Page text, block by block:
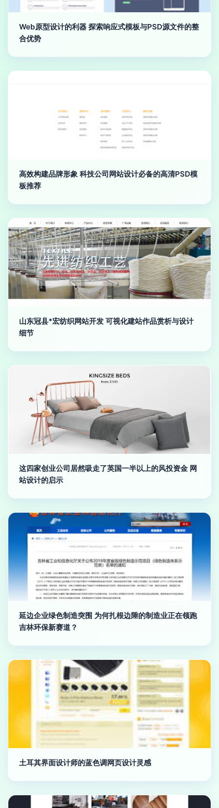
Web原型设计的利器 探索响应式模板与PSD源文件的整
合优势
高效构建品牌形象 科技公司网站设计必备的高清PSD模
板推荐
山东冠县*宏纺织网站开发 可视化建站作品赏析与设计
细节
这四家创业公司居然吸走了英国一半以上的风投资金 网
站设计的启示
延边企业绿色制造突围 为何扎根边陲的制造业正在领跑
吉林环保新赛道？
土耳其界面设计师的蓝色调网页设计灵感